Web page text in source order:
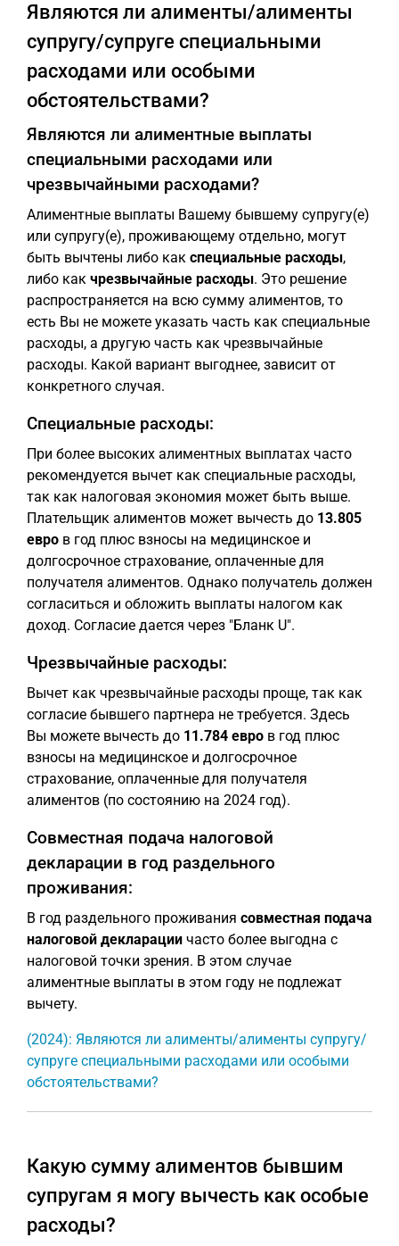
Являются ли алименты/алименты
супругу/супруге специальными
расходами или особыми
обстоятельствами?
Являются ли алиментные выплаты
специальными расходами или
чрезвычайными расходами?
Алиментные выплаты Вашему бывшему супругу(е)
или супругу(е), проживающему отдельно, могут
быть вычтены либо как специальные расходы,
либо как чрезвычайные расходы. Это решение
распространяется на всю сумму алиментов, то
есть Вы не можете указать часть как специальные
расходы, а другую часть как чрезвычайные
расходы. Какой вариант выгоднее, зависит от
конкретного случая.
Специальные расходы:
При более высоких алиментных выплатах часто
рекомендуется вычет как специальные расходы,
так как налоговая экономия может быть выше.
Плательщик алиментов может вычесть до 13.805
евро в год плюс взносы на медицинское и
долгосрочное страхование, оплаченные для
получателя алиментов. Однако получатель должен
согласиться и обложить выплаты налогом как
доход. Согласие дается через "Бланк U".
Чрезвычайные расходы:
Вычет как чрезвычайные расходы проще, так как
согласие бывшего партнера не требуется. Здесь
Вы можете вычесть до 11.784 евро в год плюс
взносы на медицинское и долгосрочное
страхование, оплаченные для получателя
алиментов (по состоянию на 2024 год).
Совместная подача налоговой
декларации в год раздельного
проживания:
В год раздельного проживания совместная подача
налоговой декларации часто более выгодна с
налоговой точки зрения. В этом случае
алиментные выплаты в этом году не подлежат
вычету.
(2024): Являются ли алименты/алименты супругу/
супруге специальными расходами или особыми
обстоятельствами?
Какую сумму алиментов бывшим
супругам я могу вычесть как особые
расходы?